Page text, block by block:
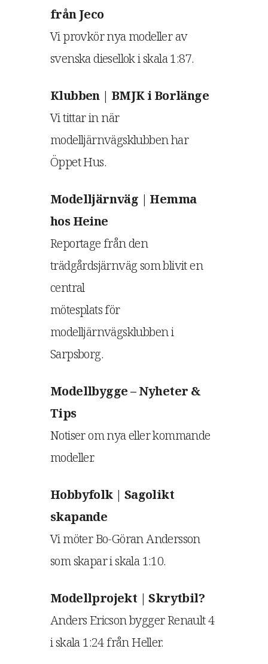
från Jeco
Vi provkör nya modeller av
svenska diesellok i skala 1:87.
Klubben | BMJK i Borlänge
Vi tittar in när
modelljärnvägsklubben har
Öppet Hus.
Modelljärnväg | Hemma
hos Heine
Reportage från den
trädgårdsjärnväg som blivit en
central
mötesplats för
modelljärnvägsklubben i
Sarpsborg.
Modellbygge – Nyheter &
Tips
Notiser om nya eller kommande
modeller.
Hobbyfolk | Sagolikt
skapande
Vi möter Bo-Göran Andersson
som skapar i skala 1:10.
Modellprojekt | Skrytbil?
Anders Ericson bygger Renault 4
i skala 1:24 från Heller.